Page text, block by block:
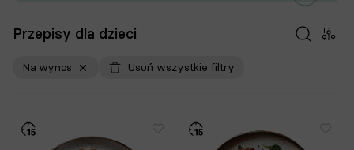
Przepisy dla dzieci
Na wynos Usuń wszystkie filtry